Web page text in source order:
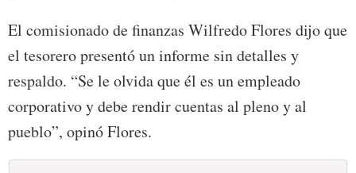
El comisionado de finanzas Wilfredo Flores dijo que
el tesorero presentó un informe sin detalles y
respaldo. “Se le olvida que él es un empleado
corporativo y debe rendir cuentas al pleno y al
pueblo”, opinó Flores.